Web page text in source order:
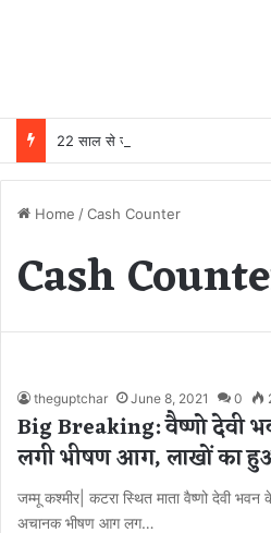
Home /Cash Counter
Cash
theguptchar June 8, 2021 0
Big Breaking: वैष्णो देवी
लगी भीषण आग, लाखों का
जम्मू कश्मीर| कटरा स्थित माता वैष्णो देवी
अचानक भीषण आग लग…